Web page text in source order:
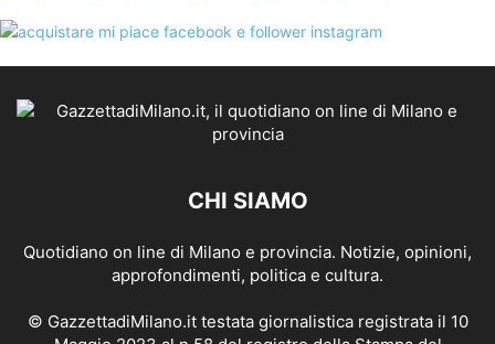
CHI SIAMO
Quotidiano on line di Milano e provincia. Notizie, opinioni,
approfondimenti, politica e cultura.
© GazzettadiMilano.it testata giornalistica registrata il 10